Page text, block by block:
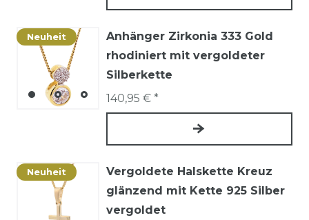
Neuheit
Anhänger Zirkonia 333 Gold
rhodiniert mit vergoldeter
Silberkette
140,95 € *
Neuheit
Vergoldete Halskette Kreuz
glänzend mit Kette 925 Silber
vergoldet